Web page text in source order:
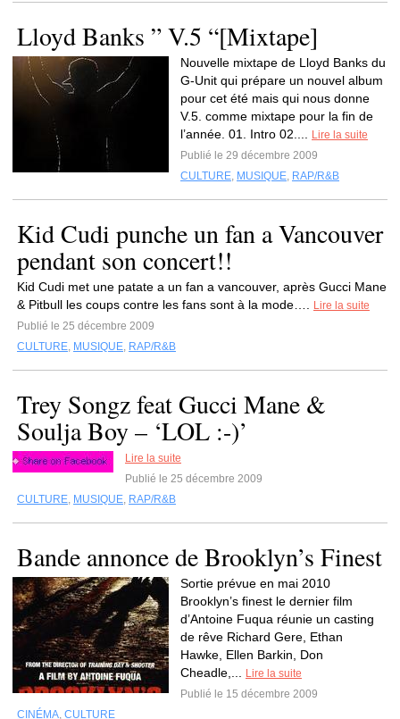
Lloyd Banks ” V.5 “[Mixtape]
Nouvelle mixtape de Lloyd Banks du
G-Unit qui prépare un nouvel album
pour cet été mais qui nous donne
V.5. comme mixtape pour la fin de
l’année. 01. Intro 02....
Lire la suite
Publié le 29 décembre 2009
CULTURE, MUSIQUE, RAP/R&B
Kid Cudi punche un fan a Vancouver
pendant son concert!!
Kid Cudi met une patate a un fan a vancouver, après Gucci Mane
& Pitbull les coups contre les fans sont à la mode….
Lire la suite
Publié le 25 décembre 2009
CULTURE, MUSIQUE, RAP/R&B
Trey Songz feat Gucci Mane &
Soulja Boy – ‘LOL :-)’
Lire la suite
Publié le 25 décembre 2009
CULTURE, MUSIQUE, RAP/R&B
Bande annonce de Brooklyn’s Finest
Sortie prévue en mai 2010
Brooklyn’s finest le dernier film
d’Antoine Fuqua réunie un casting
de rêve Richard Gere, Ethan
Hawke, Ellen Barkin, Don
Cheadle,...
Lire la suite
Publié le 15 décembre 2009
CINÉMA, CULTURE